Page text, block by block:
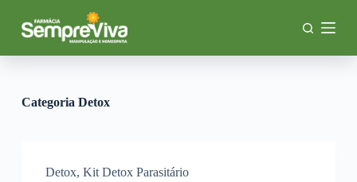
u
a
Categoria Detox
Detox, Kit Detox Parasitário